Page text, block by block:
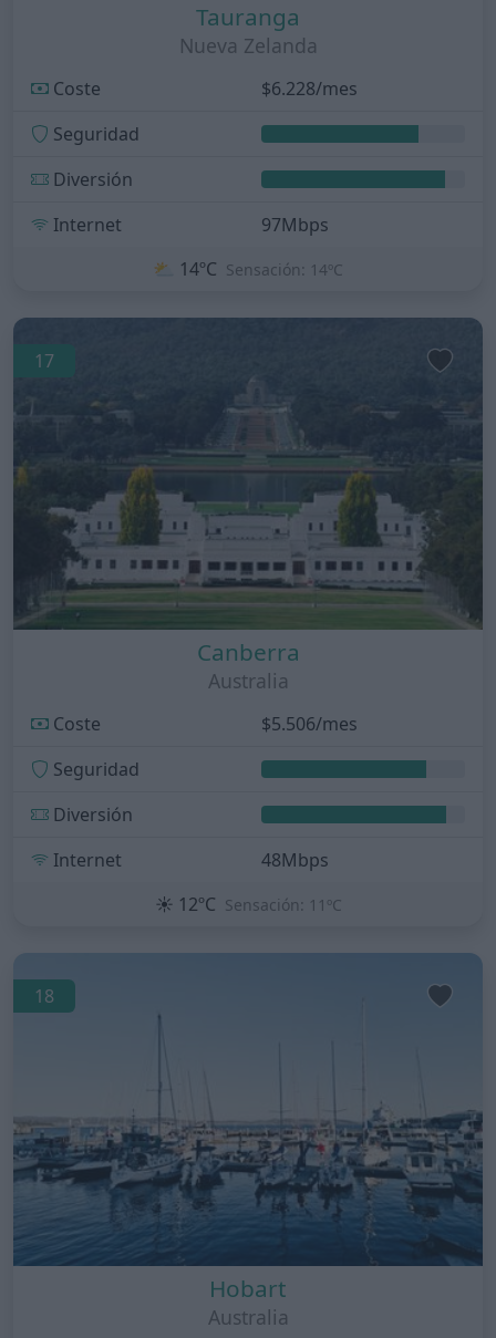
Tauranga
Nueva Zelanda
Coste
$6.228/mes
Seguridad
Diversión
Internet
97Mbps
⛅ 14ºC Sensación: 14ºC
17
Canberra
Australia
Coste
$5.506/mes
Seguridad
Diversión
Internet
48Mbps
☀️ 12ºC Sensación: 11ºC
18
Hobart
Australia